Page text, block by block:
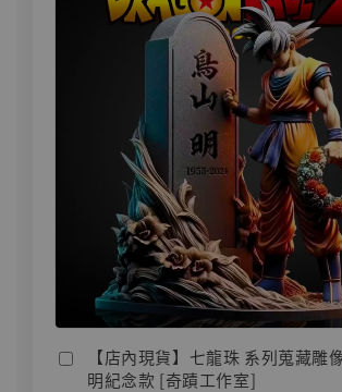
【店內現貨】七龍珠 系列蒐藏雕
明紀念款 [奇蹟工作室]